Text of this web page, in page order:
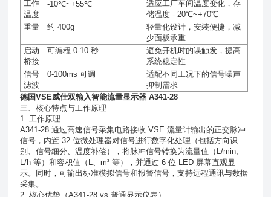
工作
温度
-10℃~+55℃
适应工厂车间温度变化，存
储温度 - 20℃~+70℃
重量
约 400g
轻量化设计，安装便捷，减
少面板承重
启动
桥接
可编程 0-10秒
避免开机时的误触发，提高
系统稳定性
信号
滤波
0-100ms可调
适配不同工况下的信号噪声
抑制需求
德国VSE威仕双输入智能流量显示器 A341-28
三、核心特点与工作原理
1. 工作原理
A341-28 通过高速信号采集电路接收 VSE 流量计输出的正交脉冲
信号，内置 32 位微处理器对信号进行数字化处理（包括方向识
别、信号细分、温度补偿），将脉冲信号转换为流量值（L/min、
L/h 等）和容积值（L、m³ 等），并通过 6 位 LED 屏幕直观显
示。同时，可输出标准模拟信号和报警信号，支持远程通讯与数据
采集。
2. 核心优势（A341-28 vs 普通显示仪表）